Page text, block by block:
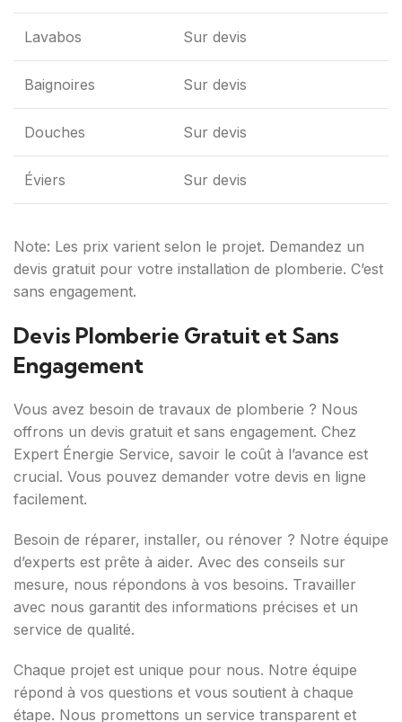
Lavabos Sur devis
Baignoires Sur devis
Douches Sur devis
Éviers Sur devis
Note: Les prix varient selon le projet. Demandez un
devis gratuit pour votre installation de plomberie. C’est
sans engagement.
Devis Plomberie Gratuit et Sans
Engagement
Vous avez besoin de travaux de plomberie ? Nous
offrons un devis gratuit et sans engagement. Chez
Expert Énergie Service, savoir le coût à l’avance est
crucial. Vous pouvez demander votre devis en ligne
facilement.
Besoin de réparer, installer, ou rénover ? Notre équipe
d’experts est prête à aider. Avec des conseils sur
mesure, nous répondons à vos besoins. Travailler
avec nous garantit des informations précises et un
service de qualité.
Chaque projet est unique pour nous. Notre équipe
répond à vos questions et vous soutient à chaque
étape. Nous promettons un service transparent et